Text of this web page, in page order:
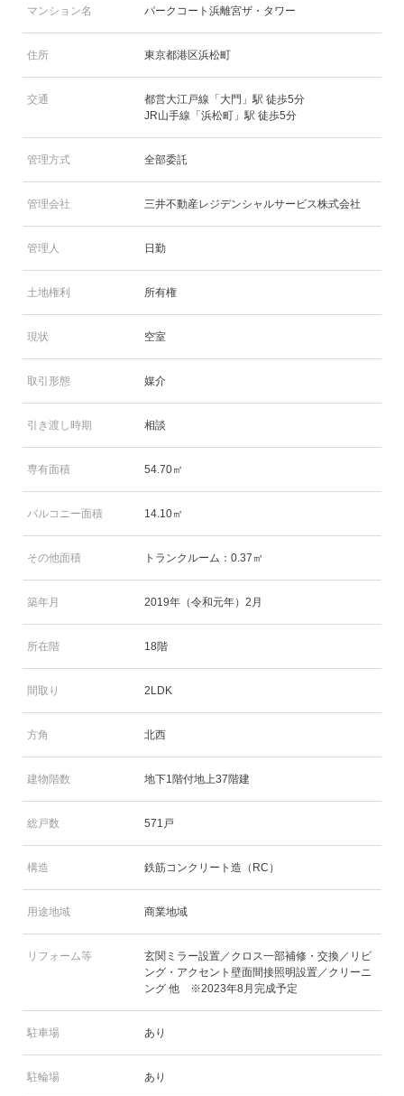
マンション名 パークコート浜離宮ザ・タワー
住所 東京都港区浜松町
交通
都営大江戸線「大門」駅 徒歩5分
JR山手線「浜松町」駅 徒歩5分
管理方式 全部委託
管理会社 三井不動産レジデンシャルサービス株式会社
管理人 日勤
土地権利 所有権
現状 空室
取引形態 媒介
引き渡し時期 相談
専有面積 54.70㎡
バルコニー面積 14.10㎡
その他面積 トランクルーム：0.37㎡
築年月 2019年（令和元年）2月
所在階 18階
間取り 2LDK
方角 北西
建物階数 地下1階付地上37階建
総戸数 571戸
構造 鉄筋コンクリート造（RC）
用途地域 商業地域
リフォーム等
玄関ミラー設置／クロス一部補修・交換／リビ
ング・アクセント壁面間接照明設置／クリーニ
ング 他 ※2023年8月完成予定
駐車場 あり
駐輪場 あり